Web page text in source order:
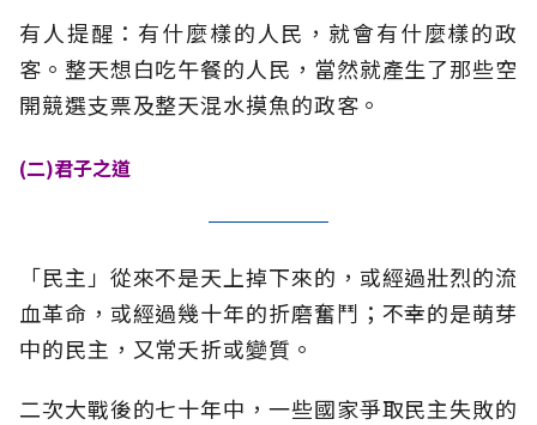
有人提醒：有什麼樣的人民，就會有什麼樣的政
客。整天想白吃午餐的人民，當然就產生了那些空
開競選支票及整天混水摸魚的政客。
(二)君子之道
「民主」從來不是天上掉下來的，或經過壯烈的流
血革命，或經過幾十年的折磨奮鬥；不幸的是萌芽
中的民主，又常夭折或變質。
二次大戰後的七十年中，一些國家爭取民主失敗的